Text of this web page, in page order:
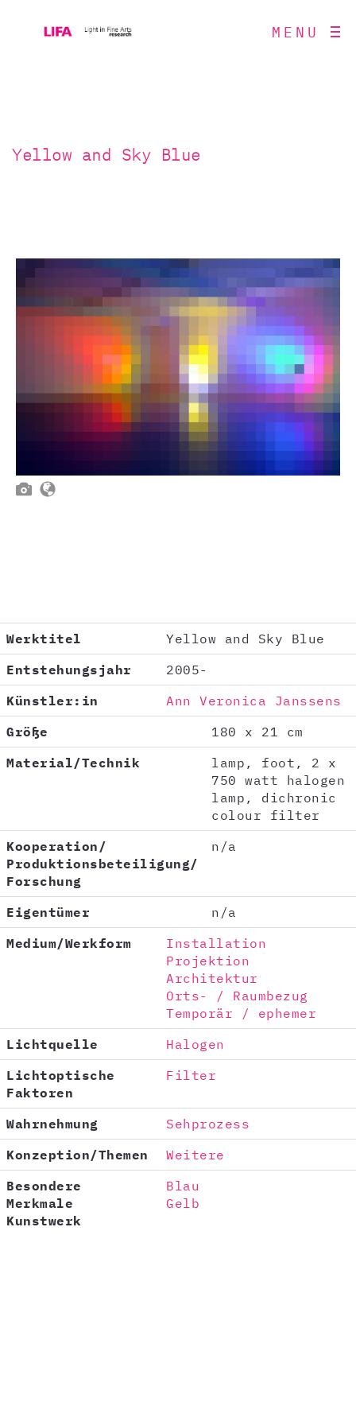
MENU
Yellow and Sky Blue
 
Werktitel
Yellow and Sky Blue
Entstehungsjahr
2005-
Künstler:in
Ann Veronica Janssens
Größe
180 x 21 cm
Material/Technik
lamp, foot, 2 x
750 watt halogen
lamp, dichronic
colour filter
Kooperation/
Produktionsbeteiligung/
Forschung
n/a
Eigentümer
n/a
Medium/Werkform
Installation
Projektion
Architektur
Orts- / Raumbezug
Temporär / ephemer
Lichtquelle
Halogen
Lichtoptische
Faktoren
Filter
Wahrnehmung
Sehprozess
Konzeption/Themen
Weitere
Besondere
Merkmale
Kunstwerk
Blau
Gelb